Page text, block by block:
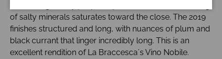
of salty minerals saturates toward the close. The 2019
finishes structured and long, with nuances of plum and
black currant that linger incredibly long. This is an
excellent rendition of La Braccesca´s Vino Nobile.